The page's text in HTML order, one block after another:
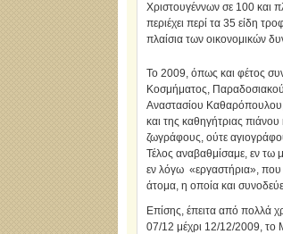
Χριστουγέννων σε 100 και
περιέχει περί τα 35 είδη
πλαίσια των οικονομικών
Το 2009, όπως και φέτος
Κοσμήματος, Παραδοσιακού
Αναστασίου
και της καθηγήτριας
ζωγράφους, ούτε
Τέλος αναβαθμίσαμε, εν τω
εν λόγω «εργαστήρια», που
άτομα, η οποία και
Επίσης, έπειτα από πολλά
07/12 μέχρι 12/12/2009, το